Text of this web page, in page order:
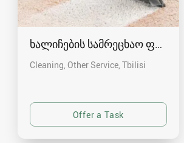
ხალიჩების სამრეცხაო ფაბრიკა
Cleaning, Other Service Tbilisi